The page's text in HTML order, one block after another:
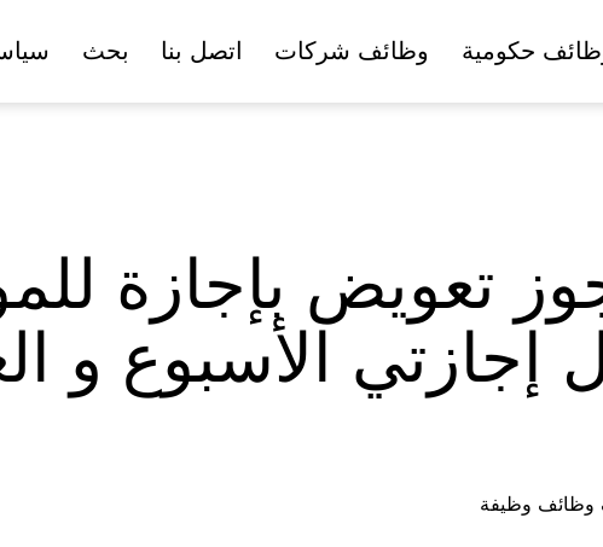
حكومية وظائف شركات اتصل بنا بحث
تعويض بإجازة
الأسبوع و
وظائف وظيفة